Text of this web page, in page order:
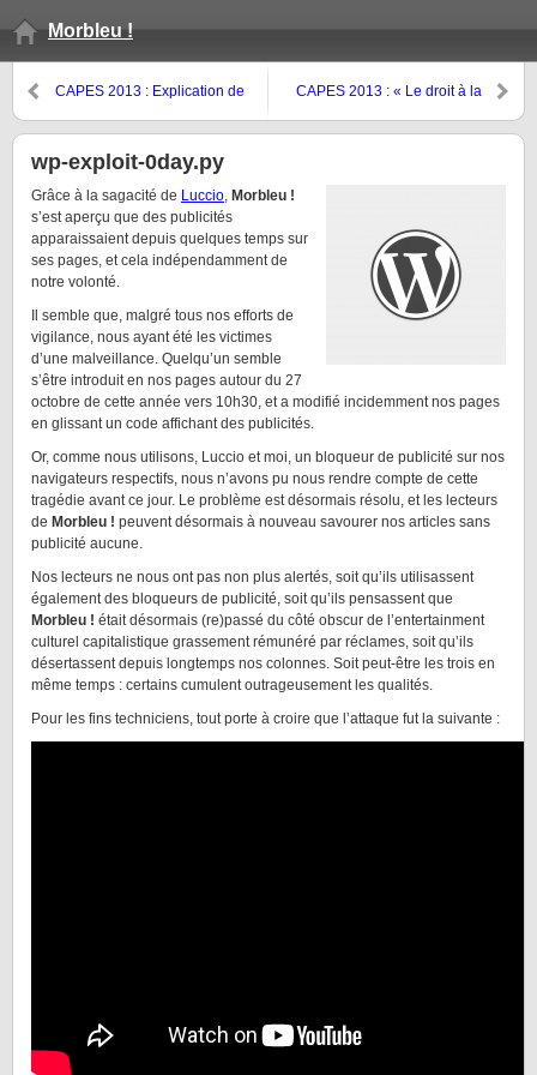
Morbleu !
CAPES 2013 : Explication de
CAPES 2013 : « Le droit à la
wp-exploit-0day.py
Grâce à la sagacité de Luccio, Morbleu !
s’est aperçu que des publicités
apparaissaient depuis quelques temps sur
ses pages, et cela indépendamment de
notre volonté.
Il semble que, malgré tous nos efforts de
vigilance, nous ayant été les victimes
d’une malveillance. Quelqu’un semble
s’être introduit en nos pages autour du 27
octobre de cette année vers 10h30, et a modifié incidemment nos pages
en glissant un code affichant des publicités.
Or, comme nous utilisons, Luccio et moi, un bloqueur de publicité sur nos
navigateurs respectifs, nous n’avons pu nous rendre compte de cette
tragédie avant ce jour. Le problème est désormais résolu, et les lecteurs
de Morbleu ! peuvent désormais à nouveau savourer nos articles sans
publicité aucune.
Nos lecteurs ne nous ont pas non plus alertés, soit qu’ils utilisassent
également des bloqueurs de publicité, soit qu’ils pensassent que
Morbleu ! était désormais (re)passé du côté obscur de l’entertainment
culturel capitalistique grassement rémunéré par réclames, soit qu’ils
désertassent depuis longtemps nos colonnes. Soit peut-être les trois en
même temps : certains cumulent outrageusement les qualités.
Pour les fins techniciens, tout porte à croire que l’attaque fut la suivante :